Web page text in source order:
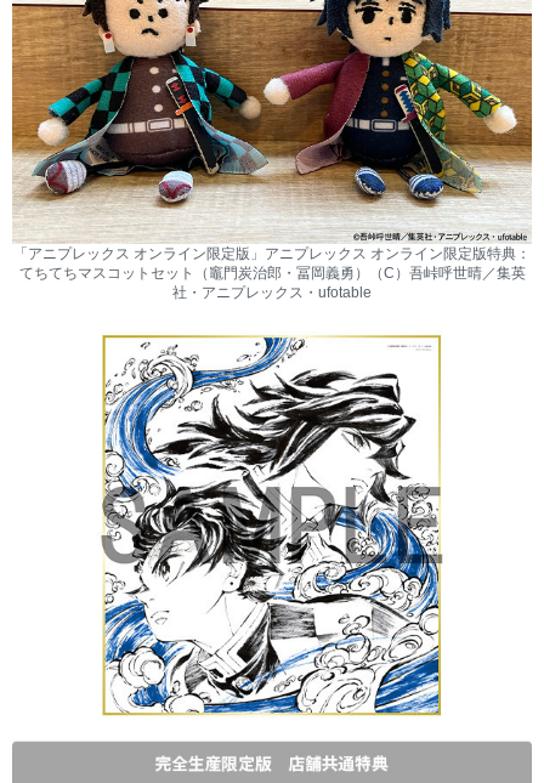
「アニプレックス オンライン限定版」アニプレックス オンライン限定版特典：
てちてちマスコットセット（竈門炭治郎・冨岡義勇）（C）吾峠呼世晴／集英
社・アニプレックス・ufotable